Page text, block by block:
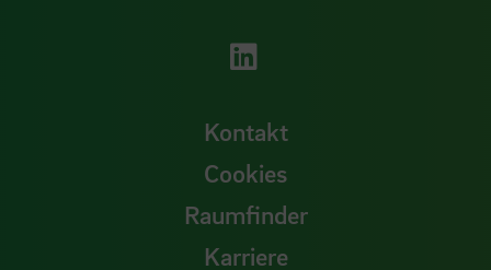
Zu unserer
Kontakt
Cookies
Raumfinder
Karriere